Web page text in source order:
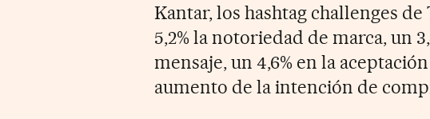
Kantar, los hashtag challenges
5,2% la notoriedad de marca, un
mensaje, un 4,6% en la
aumento de la intención de